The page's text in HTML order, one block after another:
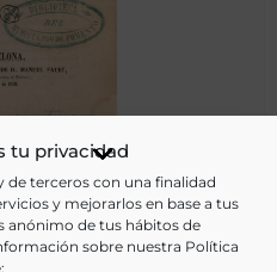
tu privacidad
de terceros con una finalidad
y mejorarlos en base a tus
anónimo de tus hábitos de
sobre nuestra Política
especiales para la
le